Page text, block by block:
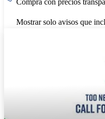
Compra con precios
Mostrar solo avisos que